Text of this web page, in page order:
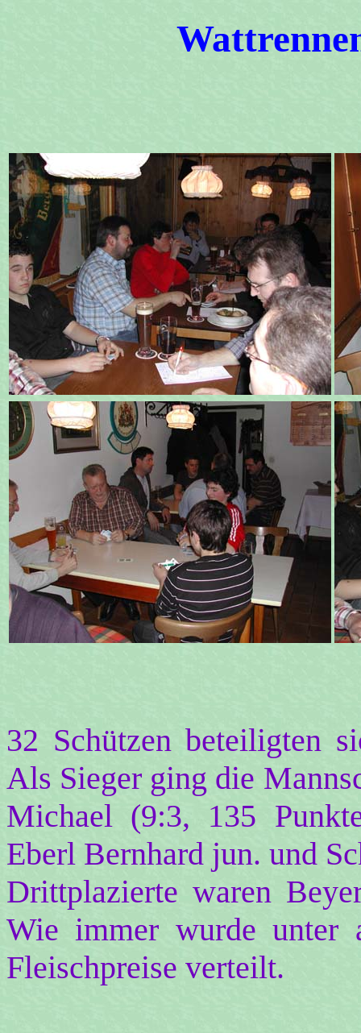
32 Schützen beteiligten
Als Sieger ging die
Michael (9:3, 135
Eberl Bernhard jun. und
Drittplazierte waren
Wie immer wurde unter
Fleischpreise verteilt.